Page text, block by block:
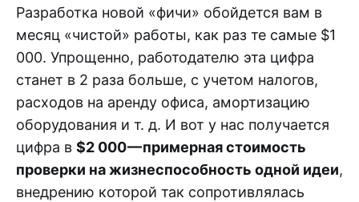
Разработка новой «фичи» обойдется вам в
месяц «чистой» работы, как раз те самые $1
000. Упрощенно, работодателю эта цифра
станет в 2 раза больше, с учетом налогов,
расходов на аренду офиса, амортизацию
оборудования и т. д. И вот у нас получается
цифра в $2 000 — примерная стоимость
проверки на жизнеспособность одной идеи,
внедрению которой так сопротивлялась